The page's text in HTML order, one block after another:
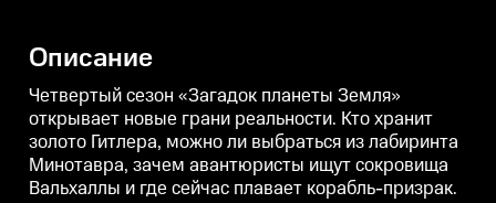
призрак.
Описание
Четвертый сезон «Загадок планеты Земля»
открывает новые грани реальности. Кто хранит
золото Гитлера, можно ли выбраться из лабиринта
Минотавра, зачем авантюристы ищут сокровища
Вальхаллы и где сейчас плавает корабль-призрак.